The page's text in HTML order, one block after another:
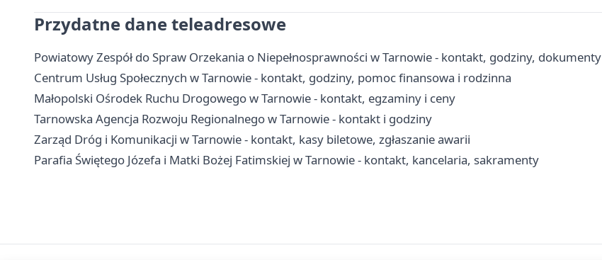
Przydatne dane teleadresowe
Powiatowy Zespół do Spraw Orzekania o Niepełnosprawności w Tarnowie - kontakt, godziny, dokumenty
Centrum Usług Społecznych w Tarnowie - kontakt, godziny, pomoc finansowa i rodzinna
Małopolski Ośrodek Ruchu Drogowego w Tarnowie - kontakt, egzaminy i ceny
Tarnowska Agencja Rozwoju Regionalnego w Tarnowie - kontakt i godziny
Zarząd Dróg i Komunikacji w Tarnowie - kontakt, kasy biletowe, zgłaszanie awarii
Parafia Świętego Józefa i Matki Bożej Fatimskiej w Tarnowie - kontakt, kancelaria, sakramenty